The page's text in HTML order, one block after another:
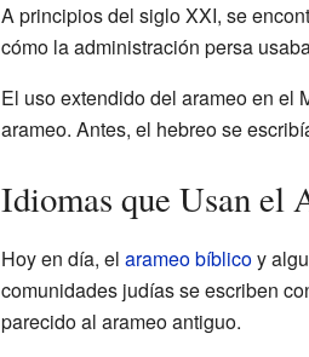
A principios del siglo XXI, se
cómo la administración persa
El uso extendido del arameo en el
arameo. Antes, el hebreo se
Idiomas que Usan el
Hoy en día, el arameo bíblicoy
comunidades judías se escriben
parecido al arameo antiguo.